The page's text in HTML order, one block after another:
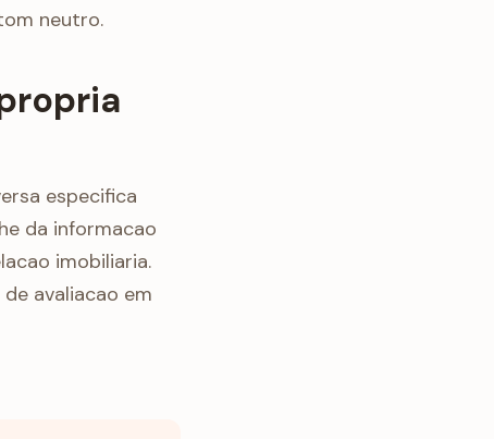
neutro.
especifica
da informacao
imobiliaria.
avaliacao em